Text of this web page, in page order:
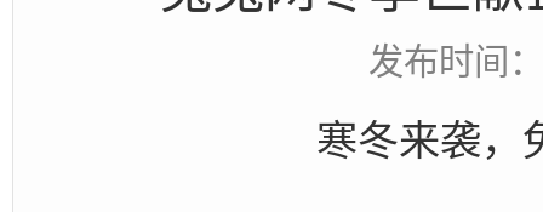
发布时间
寒冬来袭，